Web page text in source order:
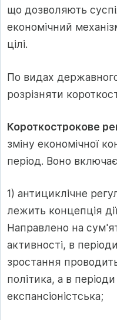
що дозволяють
економічний
цілі.
По видах
розрізняти
Короткострокове
зміну економічної
період. Воно
1) антициклічне
лежить концепція
Направлено на
активності, в
зростання
політика, а в
експансіоністська;